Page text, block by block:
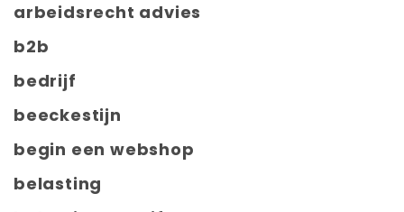
arbeidsrecht advies
b2b
bedrijf
beeckestijn
begin een webshop
belasting